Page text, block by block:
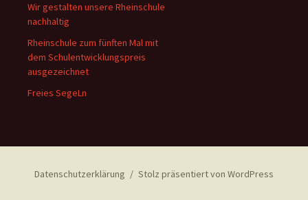
Wir gestalten unsere Rheinschule
nachhaltig
Rheinschule zum fünften Mal mit
dem Schulentwicklungspreis
ausgezeichnet
Freies SegeLn
Datenschutzerklärung Stolz präsentiert von WordPress